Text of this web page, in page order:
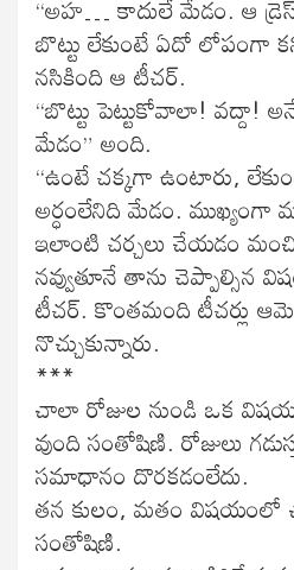
బొట్టు లేకుంటే ఏదో లోపంగా
నసికింది ఆ టీచర్.
“బొట్టు పెట్టుకోవాలా! వద్దా!
మేడం” అంది.
“ఉంటే చక్కగా ఉంటారు,
అర్ధంలేనిది మేడం. ముఖ్యంగా
ఇలాంటి చర్చలు చేయడం
నవ్వుతూనే తాను చెప్పాల్సిన
టీచర్. కొంతమంది టీచర్లు
నొచ్చుకున్నారు.
***
చాలా రోజుల నుండి ఒక
వుంది సంతోషిణి. రోజులు
సమాధానం దొరకడంలేదు.
తన కులం, మతం విషయంలో
సంతోషిణి.